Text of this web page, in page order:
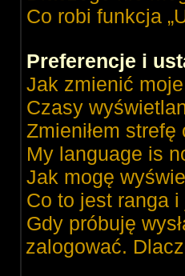
Co robi funkcja
Preferencje i
Jak zmienić
Czasy
Zmieniłem
My language is
Jak mogę
Co to jest ranga
Gdy próbuję
zalogować.